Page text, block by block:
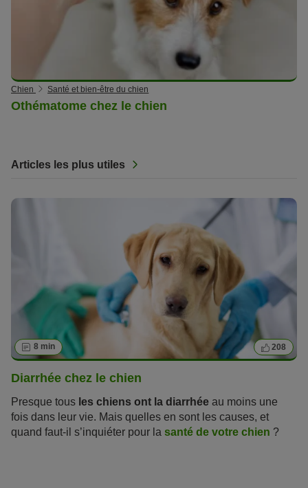
Chien Santé et bien-être du chien
Othématome chez le chien
Articles les plus utiles
8 min 208
Diarrhée chez le chien
Presque tous les chiens ont la diarrhée au moins une
fois dans leur vie. Mais quelles en sont les causes, et
quand faut-il s’inquiéter pour la santé de votre chien ?